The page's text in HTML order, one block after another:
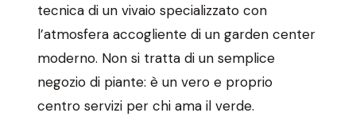
tecnica di un vivaio specializzato con
l’atmosfera accogliente di un garden center
moderno. Non si tratta di un semplice
negozio di piante: è un vero e proprio
centro servizi per chi ama il verde.